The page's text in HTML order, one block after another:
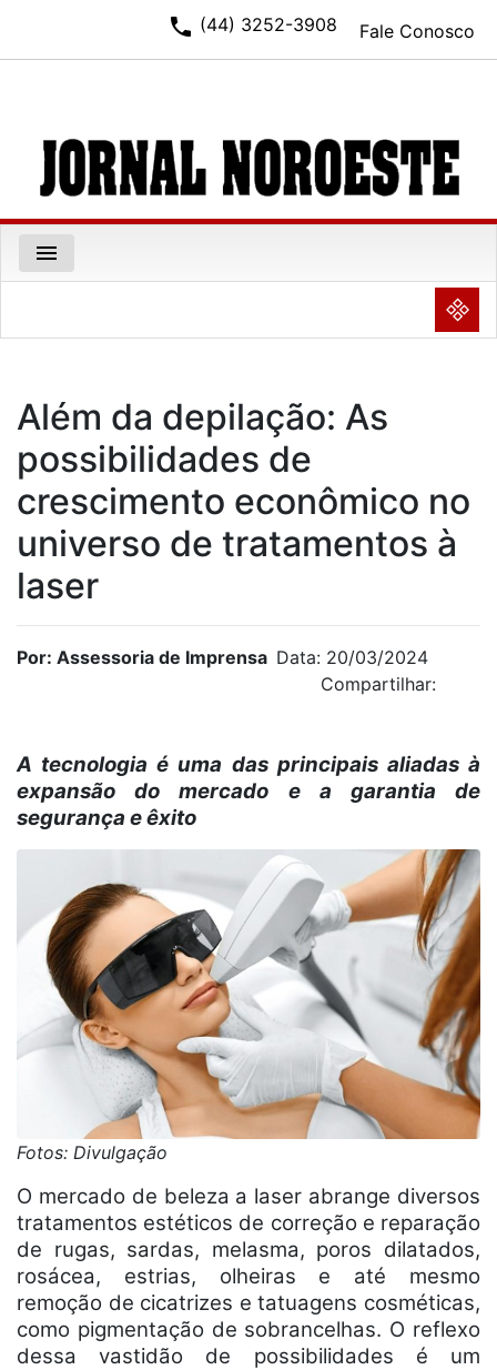
Fale Conosco
phone (44) 3252-3908
menu
NULL
Além da depilação: As
possibilidades de
crescimento econômico no
universo de tratamentos à
laser
Por: Assessoria de Imprensa Data: 20/03/2024
Compartilhar:
A tecnologia é uma das principais aliadas à
expansão do mercado e a garantia de
segurança e êxito
Fotos: Divulgação
O mercado de beleza a laser abrange diversos
tratamentos estéticos de correção e reparação
de rugas, sardas, melasma, poros dilatados,
rosácea, estrias, olheiras e até mesmo
remoção de cicatrizes e tatuagens cosméticas,
como pigmentação de sobrancelhas. O reflexo
dessa vastidão de possibilidades é um